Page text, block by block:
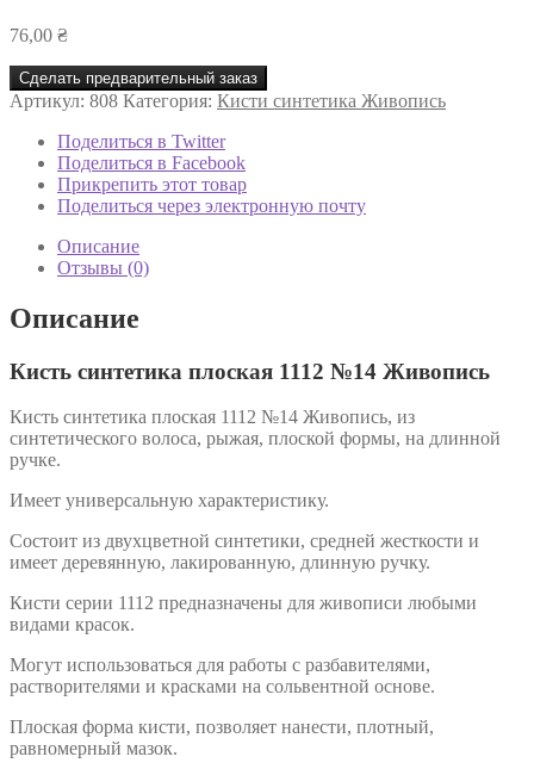
76,00 ₴
Сделать предварительный заказ
Артикул: 808 Категория: Кисти синтетика Живопись
Поделиться в Twitter
Поделиться в Facebook
Прикрепить этот товар
Поделиться через электронную почту
Описание
Отзывы (0)
Описание
Кисть синтетика плоская 1112 №14 Живопись
Кисть синтетика плоская 1112 №14 Живопись, из
синтетического волоса, рыжая, плоской формы, на длинной
ручке.
Имеет универсальную характеристику.
Состоит из двухцветной синтетики, средней жесткости и
имеет деревянную, лакированную, длинную ручку.
Кисти серии 1112 предназначены для живописи любыми
видами красок.
Могут использоваться для работы с разбавителями,
растворителями и красками на сольвентной основе.
Плоская форма кисти, позволяет нанести, плотный,
равномерный мазок.